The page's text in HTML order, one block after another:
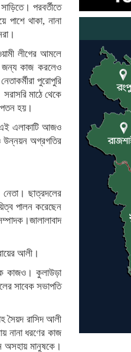
পরবর্তীতে
পাশে থাকা, নানা
লীগের আমলে
জন্য কাজ করলেও
পুরোপুরি
মাঠে থেকে
পতন হয়।
এই এলাকাটি আজও
উন্নয়ন অগ্রগতির
নেতা। ছাত্রদলের
পালন করেছেন
আলী।
কাজও। কুলাউড়া
সাবেক সভাপতি
সৈয়দ রাসিদ আলী
নানা ধরণের কাজ
অসহায় মানুষকে।